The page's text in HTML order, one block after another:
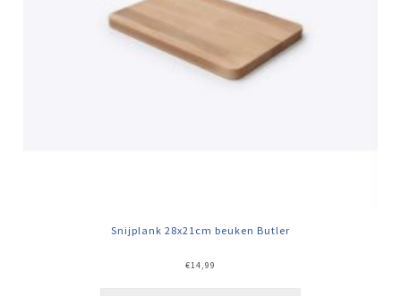
Snijplank 28x21cm beuken Butler
€14,99